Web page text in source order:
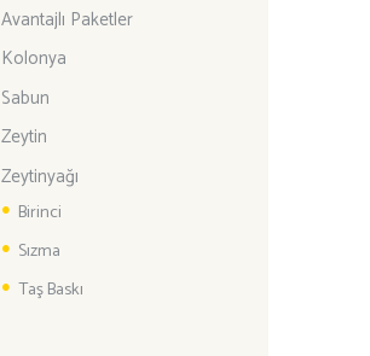
Avantajlı Paketler
Kolonya
Sabun
Zeytin
Zeytinyağı
Birinci
Sızma
Taş Baskı